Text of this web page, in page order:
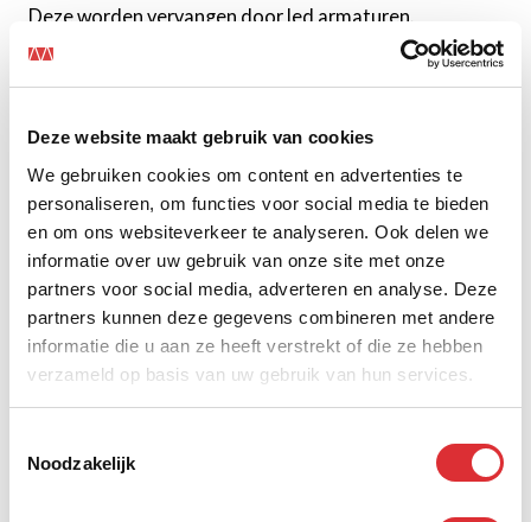
Deze website maakt gebruik van cookies
We gebruiken cookies om content en advertenties te
personaliseren, om functies voor social media te bieden
en om ons websiteverkeer te analyseren. Ook delen we
informatie over uw gebruik van onze site met onze
partners voor social media, adverteren en analyse. Deze
partners kunnen deze gegevens combineren met andere
informatie die u aan ze heeft verstrekt of die ze hebben
verzameld op basis van uw gebruik van hun services.
Noodzakelijk
Deze worden vervangen door led armaturen.
Je besparing per jaar:
onderhoud en energieverbruik.
Je terugverdientijd:
4,7 jaar
3 redenen om nu te investeren in led
Verbruik minder energie en bespaar op
je operationele kosten.
Trek 45,5% van je investering af van je fiscale
Voldoe aan de wettelijke energiebesparingsplicht.
* onder bepaalde voorwaarden - raadpleeg je fiscaal